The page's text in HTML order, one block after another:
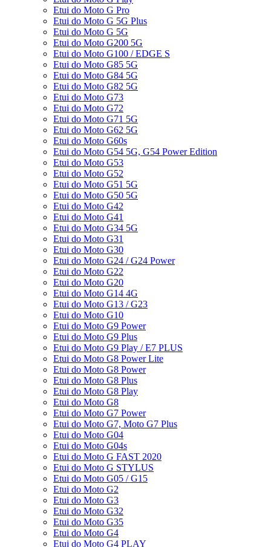
Etui do Moto G Pro
Etui do Moto G 5G Plus
Etui do Moto G 5G
Etui do Moto G200 5G
Etui do Moto G100 / EDGE S
Etui do Moto G85 5G
Etui do Moto G84 5G
Etui do Moto G82 5G
Etui do Moto G73
Etui do Moto G72
Etui do Moto G71 5G
Etui do Moto G62 5G
Etui do Moto G60s
Etui do Moto G54 5G, G54 Power Edition
Etui do Moto G53
Etui do Moto G52
Etui do Moto G51 5G
Etui do Moto G50 5G
Etui do Moto G42
Etui do Moto G41
Etui do Moto G34 5G
Etui do Moto G31
Etui do Moto G30
Etui do Moto G24 / G24 Power
Etui do Moto G22
Etui do Moto G20
Etui do Moto G14 4G
Etui do Moto G13 / G23
Etui do Moto G10
Etui do Moto G9 Power
Etui do Moto G9 Plus
Etui do Moto G9 Play / E7 PLUS
Etui do Moto G8 Power Lite
Etui do Moto G8 Power
Etui do Moto G8 Plus
Etui do Moto G8 Play
Etui do Moto G8
Etui do Moto G7 Power
Etui do Moto G7, Moto G7 Plus
Etui do Moto G04
Etui do Moto G04s
Etui do Moto G FAST 2020
Etui do Moto G STYLUS
Etui do Moto G05 / G15
Etui do Moto G2
Etui do Moto G3
Etui do Moto G32
Etui do Moto G35
Etui do Moto G4
Etui do Moto G4 PLAY